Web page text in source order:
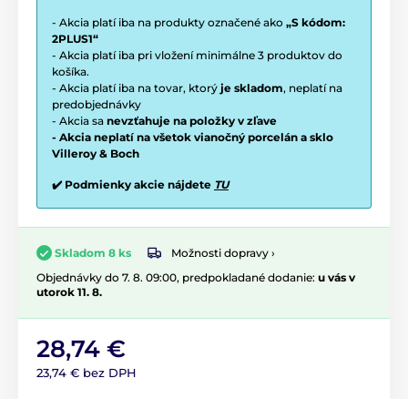
- Akcia platí iba na produkty označené ako „S kódom:
2PLUS1“
- Akcia platí iba pri vložení minimálne 3 produktov do
košíka.
- Akcia platí iba na tovar, ktorý je skladom, neplatí na
predobjednávky
- Akcia sa nevzťahuje na položky v zľave
- Akcia neplatí na všetok vianočný porcelán a sklo
Villeroy & Boch
✔️ Podmienky akcie nájdete TU
Skladom 8 ks
Možnosti dopravy ›
Objednávky do 7. 8. 09:00, predpokladané dodanie: u vás v
utorok 11. 8.
28,74 €
23,74 € bez DPH